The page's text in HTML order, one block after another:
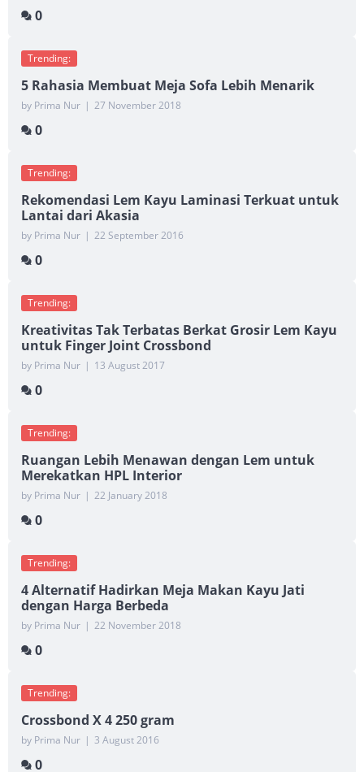
0
Trending:
5 Rahasia Membuat Meja Sofa Lebih Menarik
by Prima Nur | 27 November 2018
0
Trending:
Rekomendasi Lem Kayu Laminasi Terkuat untuk
Lantai dari Akasia
by Prima Nur | 22 September 2016
0
Trending:
Kreativitas Tak Terbatas Berkat Grosir Lem Kayu
untuk Finger Joint Crossbond
by Prima Nur | 13 August 2017
0
Trending:
Ruangan Lebih Menawan dengan Lem untuk
Merekatkan HPL Interior
by Prima Nur | 22 January 2018
0
Trending:
4 Alternatif Hadirkan Meja Makan Kayu Jati
dengan Harga Berbeda
by Prima Nur | 22 November 2018
0
Trending:
Crossbond X 4 250 gram
by Prima Nur | 3 August 2016
0